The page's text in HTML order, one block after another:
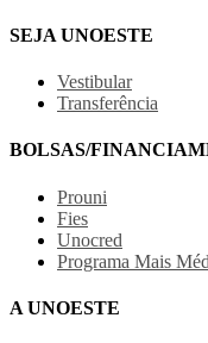
SEJA UNOESTE
Vestibular
Transferência
BOLSAS/
Prouni
Fies
Unocred
Programa Mais
A UNOESTE